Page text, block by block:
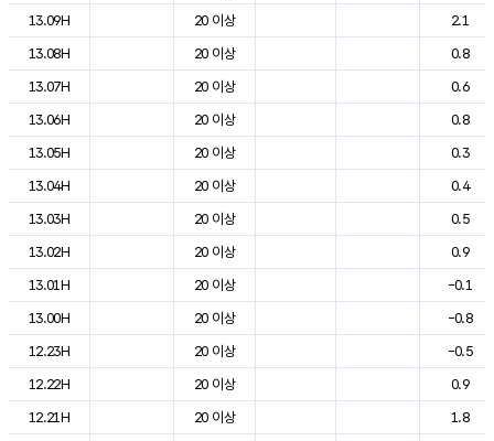
13.09H
20 이상
2.1
13.08H
20 이상
0.8
13.07H
20 이상
0.6
13.06H
20 이상
0.8
13.05H
20 이상
0.3
13.04H
20 이상
0.4
13.03H
20 이상
0.5
13.02H
20 이상
0.9
13.01H
20 이상
-0.1
13.00H
20 이상
-0.8
12.23H
20 이상
-0.5
12.22H
20 이상
0.9
12.21H
20 이상
1.8